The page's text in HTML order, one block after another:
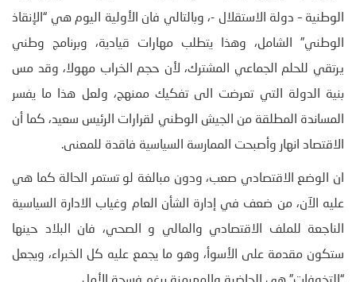
الوطنية – دولة الاستقلال -، وبالتالي فان الأولية اليوم هي “الإنقاذ
الوطني” الشامل، وهذا يتطلب مهارات قيادية، وبرنامج وطني
يرتقي للحلم الجماعي المشترك، لأن حجم الخراب مهولا، وقد مس
بنية الدولة التي تعرضت الى تفكيك ممنهج، ولعل هذا ما يفسر
المساندة المطلقة من الجيش الوطني لقرارات الرئيس سعيد، كما أن
الاقتصاد انهار وأصبحت الممارسة السياسية فاقدة للمعنى.
ان الوضع الاقتصادي صعب، ودون مبالغة لو تستمر الحالة كما هي
عليه الآن، من ضعف في إدارة الشأن العام وغياب الادارة السياسية
الناجعة للملف الاقتصادي والمالي و الصحي، فان البلاد حينها
ستكون مقدمة على الأسوأ، وهو ما يجمع عليه كل الخبراء، ويجعل